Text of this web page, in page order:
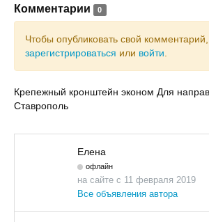
Комментарии 0
Чтобы опубликовать свой
зарегистрироваться или войти
Крепежный кронштейн эконом Для
Ставрополь
Елена
офлайн
на сайте с 11 февраля 2019
Все объявления автора